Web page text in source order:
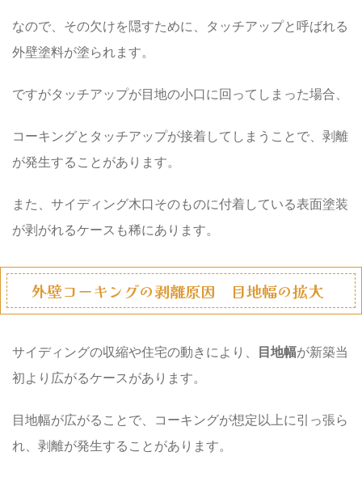
なので、その欠けを隠すために、タッチアップと呼ばれる
外壁塗料が塗られます。
ですがタッチアップが目地の小口に回ってしまった場合、
コーキングとタッチアップが接着してしまうことで、剥離
が発生することがあります。
また、 サイディング木口そのものに付着している表面塗装
が剥がれるケースも稀にあります。
外壁コーキングの剥離原因 目地幅の拡大
サイディングの収縮や住宅の動きにより、 目地幅が新築当
初より広がるケースがあります。
目地幅が広がることで、 コーキングが想定以上に引っ張ら
れ、剥離が発生することがあります。